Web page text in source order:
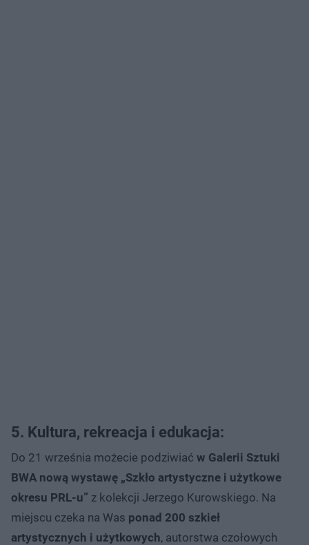
5. Kultura, rekreacja i edukacja:
Do 21 września możecie podziwiać w Galerii Sztuki
BWA nową wystawę „Szkło artystyczne i użytkowe
okresu PRL-u” z kolekcji Jerzego Kurowskiego. Na
miejscu czeka na Was ponad 200 szkieł
artystycznych i użytkowych, autorstwa czołowych